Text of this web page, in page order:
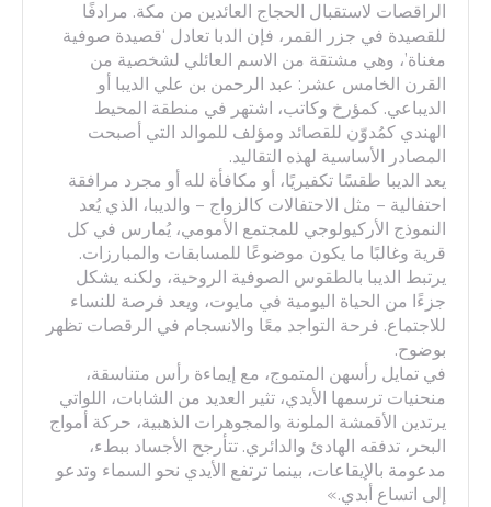
الراقصات لاستقبال الحجاج العائدين من مكة. مرادفًا
للقصيدة في جزر القمر، فإن الدبا تعادل ‘قصيدة صوفية
مغناة’، وهي مشتقة من الاسم العائلي لشخصية من
القرن الخامس عشر: عبد الرحمن بن علي الديبا أو
الديباعي. كمؤرخ وكاتب، اشتهر في منطقة المحيط
الهندي كمُدوّن للقصائد ومؤلف للموالد التي أصبحت
المصادر الأساسية لهذه التقاليد.
يعد الديبا طقسًا تكفيريًا، أو مكافأة لله أو مجرد مرافقة
احتفالية – مثل الاحتفالات كالزواج – والديبا، الذي يُعد
النموذج الأركيولوجي للمجتمع الأمومي، يُمارس في كل
قرية وغالبًا ما يكون موضوعًا للمسابقات والمبارزات.
يرتبط الديبا بالطقوس الصوفية الروحية، ولكنه يشكل
جزءًا من الحياة اليومية في مايوت، ويعد فرصة للنساء
للاجتماع. فرحة التواجد معًا والانسجام في الرقصات تظهر
بوضوح.
في تمايل رأسهن المتموج، مع إيماءة رأس متناسقة،
منحنيات ترسمها الأيدي، تثير العديد من الشابات، اللواتي
يرتدين الأقمشة الملونة والمجوهرات الذهبية، حركة أمواج
البحر، تدفقه الهادئ والدائري. تتأرجح الأجساد ببطء،
مدعومة بالإيقاعات، بينما ترتفع الأيدي نحو السماء وتدعو
إلى اتساع أبدي.»